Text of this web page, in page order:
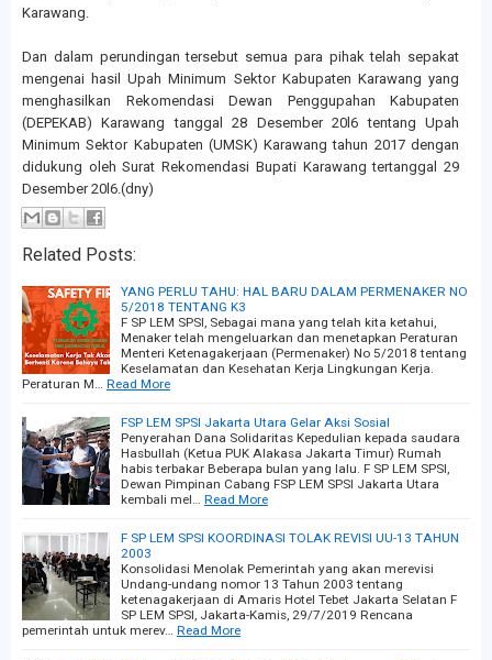
Karawang.
Dan dalam perundingan tersebut semua para pihak telah sepakat
mengenai hasil Upah Minimum Sektor Kabupaten Karawang yang
menghasilkan Rekomendasi Dewan Penggupahan Kabupaten
(DEPEKAB) Karawang tanggal 28 Desember 20l6 tentang Upah
Minimum Sektor Kabupaten (UMSK) Karawang tahun 2017 dengan
didukung oleh Surat Rekomendasi Bupati Karawang tertanggal 29
Desember 20l6.(dny)
Related Posts:
YANG PERLU TAHU: HAL BARU DALAM PERMENAKER NO
5/2018 TENTANG K3
F SP LEM SPSI, Sebagai mana yang telah kita ketahui,
Menaker telah mengeluarkan dan menetapkan Peraturan
Menteri Ketenagakerjaan (Permenaker) No 5/2018 tentang
Keselamatan dan Kesehatan Kerja Lingkungan Kerja.
Peraturan M… Read More
FSP LEM SPSI Jakarta Utara Gelar Aksi Sosial
Penyerahan Dana Solidaritas Kepedulian kepada saudara
Hasbullah (Ketua PUK Alakasa Jakarta Timur) Rumah
habis terbakar Beberapa bulan yang lalu. F SP LEM SPSI,
Dewan Pimpinan Cabang FSP LEM SPSI Jakarta Utara
kembali mel… Read More
F SP LEM SPSI KOORDINASI TOLAK REVISI UU-13 TAHUN
2003
Konsolidasi Menolak Pemerintah yang akan merevisi
Undang-undang nomor 13 Tahun 2003 tentang
ketenagakerjaan di Amaris Hotel Tebet Jakarta Selatan F
SP LEM SPSI, Jakarta-Kamis, 29/7/2019 Rencana
pemerintah untuk merev… Read More